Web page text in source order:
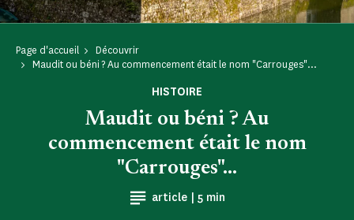
Page d'accueil
Découvrir
Maudit ou béni ? Au commencement était le nom "Carrouges"...
HISTOIRE
article | Temps de Lecture
5 min
Maudit ou béni ? Au
commencement était le nom
"Carrouges"...